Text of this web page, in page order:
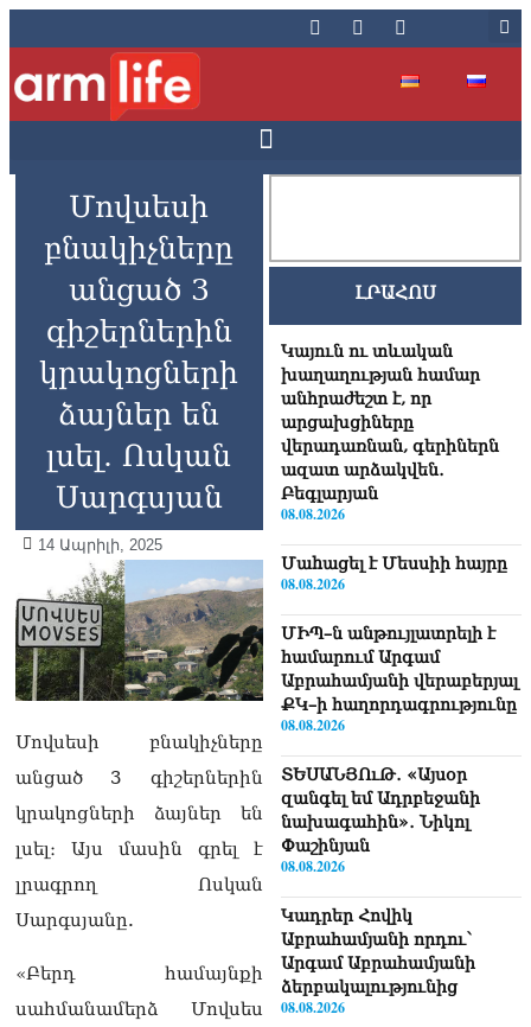
Մովսեսի
բնակիչները
անցած 3
գիշերներին
կրակոցների
ձայներ են
լսել. Ոսկան
Սարգսյան
14 Ապրիլի, 2025
Մովսեսի բնակիչները
անցած 3 գիշերներին
կրակոցների ձայներ են
լսել։ Այս մասին գրել է
լրագրող Ոսկան
Սարգսյանը.
«Բերդ համայնքի
սահմանամերձ Մովսես
ԼՐԱՀՈՍ
Կայուն ու տևական
խաղաղության համար
անհրաժեշտ է, որ
արցախցիները
վերադառնան, գերիներն
ազատ արձակվեն․
Բեգլարյան
08.08.2026
Մաhացել է Մեսսիի հայրը
08.08.2026
ՄԻՊ–ն անթույլատրելի է
համարում Արգամ
Աբրահամյանի վերաբերյալ
ՔԿ–ի հաղորդագրությունը
08.08.2026
ՏԵՍԱՆՅՈւԹ․ «Այսօր
զանգել եմ Ադրբեջանի
նախագահին»․ Նիկոլ
Փաշինյան
08.08.2026
Կադրեր Հովիկ
Աբրահամյանի որդու՝
Արգամ Աբրահամյանի
ձերբակալությունից
08.08.2026